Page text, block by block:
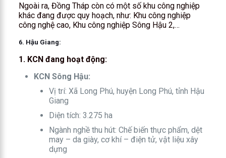
Ngoài ra, Đồng Tháp còn có một số khu công nghiệp
khác đang được quy hoạch, như: Khu công nghiệp
công nghệ cao, Khu công nghiệp Sông Hậu 2,…
6. Hậu Giang:
1. KCN đang hoạt động:
KCN Sông Hậu:
Vị trí: Xã Long Phú, huyện Long Phú, tỉnh Hậu
Giang
Diện tích: 3.275 ha
Ngành nghề thu hút: Chế biến thực phẩm, dệt
may – da giày, cơ khí – điện tử, vật liệu xây
dựng